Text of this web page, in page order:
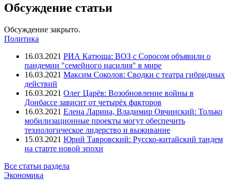
Обсуждение статьи
Обсуждение закрыто.
Политика
16.03.2021 РИА Катюша: ВОЗ с Соросом объявили о
пандемии "семейного насилия" в мире
16.03.2021 Максим Соколов: Сводки с театра гибридных
действий
16.03.2021 Олег Царёв: Возобновление войны в
Донбассе зависит от четырёх факторов
16.03.2021 Елена Ларина, Владимир Овчинский: Только
мобилизационные проекты могут обеспечить
технологическое лидерство и выживание
15.03.2021 Юрий Тавровский: Русско-китайский тандем
на старте новой эпохи
Все статьи раздела
Экономика